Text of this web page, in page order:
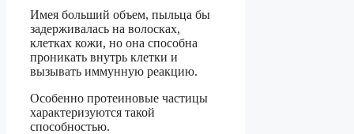
Имея больший объем, пыльца бы
задерживалась на волосках,
клетках кожи, но она способна
проникать внутрь клетки и
вызывать иммунную реакцию.
Особенно протеиновые частицы
характеризуются такой
способностью.